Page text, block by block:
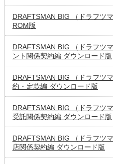
DRAFTSMAN BIG （ドラフツ
ROM版
DRAFTSMAN BIG （ドラフツ
ント関係契約編 ダウンロード版
DRAFTSMAN BIG （ドラフツ
約・定款編 ダウンロード版
DRAFTSMAN BIG （ドラフツ
受託関係契約編 ダウンロード版
DRAFTSMAN BIG （ドラフツ
店関係契約編 ダウンロード版